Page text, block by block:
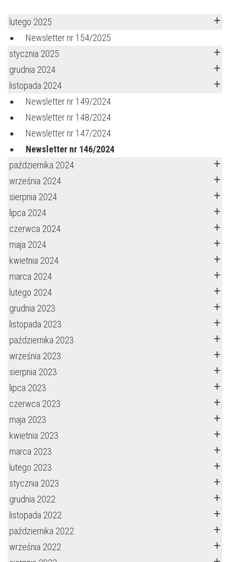
lutego 2025
Newsletter nr 154/2025
stycznia 2025
grudnia 2024
listopada 2024
Newsletter nr 149/2024
Newsletter nr 148/2024
Newsletter nr 147/2024
Newsletter nr 146/2024
października 2024
września 2024
sierpnia 2024
lipca 2024
czerwca 2024
maja 2024
kwietnia 2024
marca 2024
lutego 2024
grudnia 2023
listopada 2023
października 2023
września 2023
sierpnia 2023
lipca 2023
czerwca 2023
maja 2023
kwietnia 2023
marca 2023
lutego 2023
stycznia 2023
grudnia 2022
listopada 2022
października 2022
września 2022